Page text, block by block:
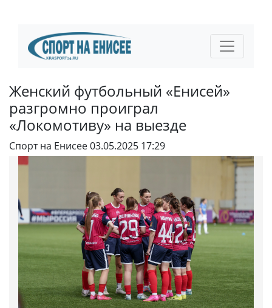
Женский футбольный «Енисей»
разгромно проиграл
«Локомотиву» на выезде
Спорт на Енисее03.05.2025 17:29